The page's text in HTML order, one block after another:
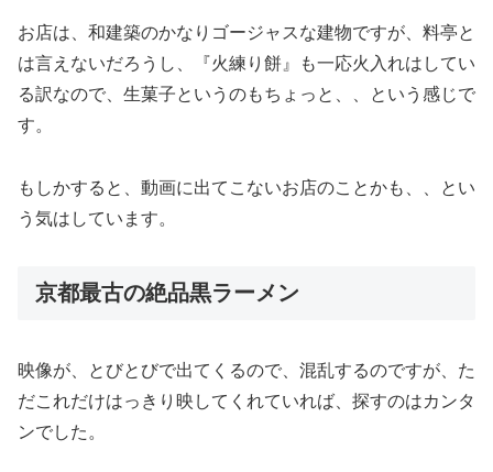
お店は、和建築のかなりゴージャスな建物ですが、料亭と
は言えないだろうし、『火練り餅』も一応火入れはしてい
る訳なので、生菓子というのもちょっと、、という感じで
す。
もしかすると、動画に出てこないお店のことかも、、とい
う気はしています。
京都最古の絶品黒ラーメン
映像が、とびとびで出てくるので、混乱するのですが、た
だこれだけはっきり映してくれていれば、探すのはカンタ
ンでした。